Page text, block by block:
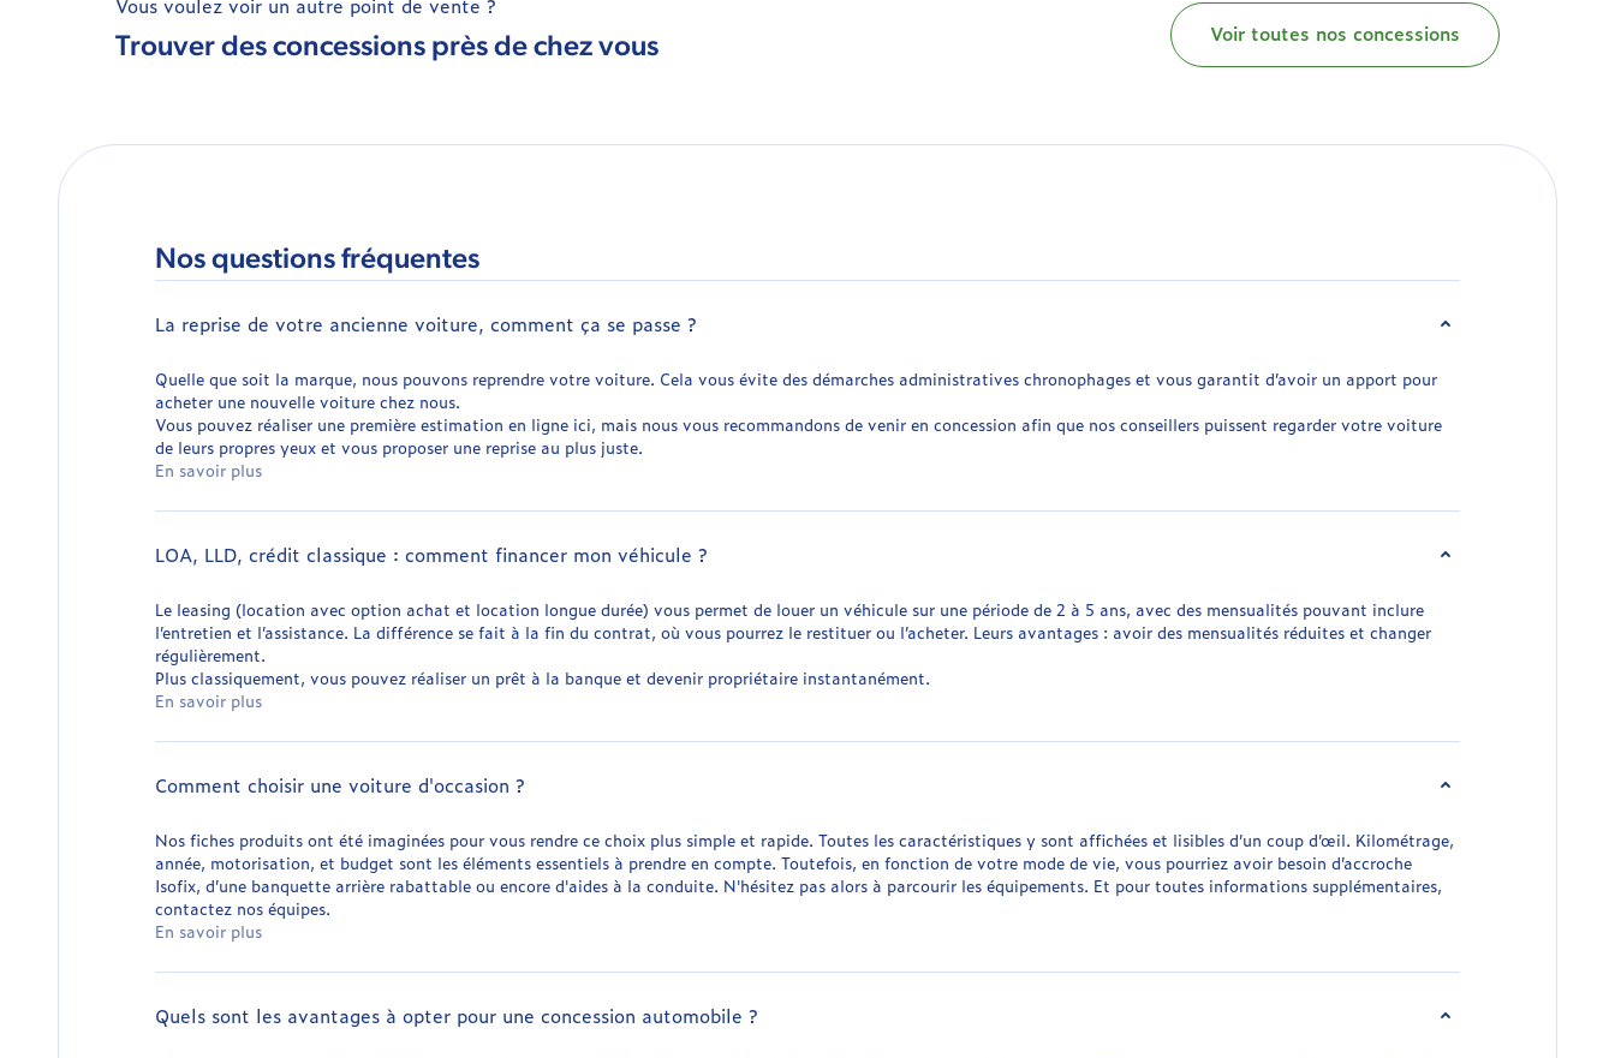
Trouver des concessions près de chez vous
Voir toutes nos concessions
Nos questions fréquentes
La reprise de votre ancienne voiture, comment ça se passe ?
Quelle que soit la marque, nous pouvons reprendre votre voiture. Cela vous évite des démarches administratives chronophages et vous garantit d’avoir un apport pour
acheter une nouvelle voiture chez nous.
Vous pouvez réaliser une première estimation en ligne ici, mais nous vous recommandons de venir en concession afin que nos conseillers puissent regarder votre voiture
de leurs propres yeux et vous proposer une reprise au plus juste.
En savoir plus
LOA, LLD, crédit classique : comment financer mon véhicule ?
Le leasing (location avec option achat et location longue durée) vous permet de louer un véhicule sur une période de 2 à 5 ans, avec des mensualités pouvant inclure
l’entretien et l’assistance. La différence se fait à la fin du contrat, où vous pourrez le restituer ou l’acheter. Leurs avantages : avoir des mensualités réduites et changer
régulièrement.
Plus classiquement, vous pouvez réaliser un prêt à la banque et devenir propriétaire instantanément.
En savoir plus
Comment choisir une voiture d'occasion ?
Nos fiches produits ont été imaginées pour vous rendre ce choix plus simple et rapide. Toutes les caractéristiques y sont affichées et lisibles d’un coup d’œil. Kilométrage,
année, motorisation, et budget sont les éléments essentiels à prendre en compte. Toutefois, en fonction de votre mode de vie, vous pourriez avoir besoin d’accroche
Isofix, d’une banquette arrière rabattable ou encore d'aides à la conduite. N'hésitez pas alors à parcourir les équipements. Et pour toutes informations supplémentaires,
contactez nos équipes.
En savoir plus
Quels sont les avantages à opter pour une concession automobile ?